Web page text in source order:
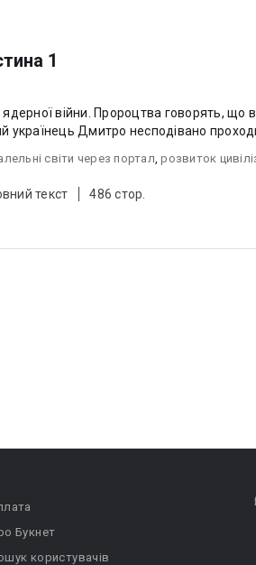
1
ядерної війни. Пророцтва говорять,
Дмитро несподівано
світи через портал,розвиток
текст 486 стор.
Букнет
користувачів